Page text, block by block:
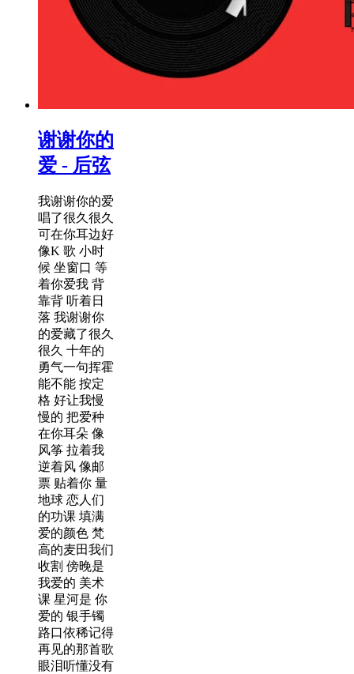
谢谢你的
爱 - 后弦
我谢谢你的爱
唱了很久很久
可在你耳边好
像K 歌 小时
候 坐窗口 等
着你爱我 背
靠背 听着日
落 我谢谢你
的爱藏了很久
很久 十年的
勇气一句挥霍
能不能 按定
格 好让我慢
慢的 把爱种
在你耳朵 像
风筝 拉着我
逆着风 像邮
票 贴着你 量
地球 恋人们
的功课 填满
爱的颜色 梵
高的麦田我们
收割 傍晚是
我爱的 美术
课 星河是 你
爱的 银手镯
路口依稀记得
再见的那首歌
眼泪听懂没有